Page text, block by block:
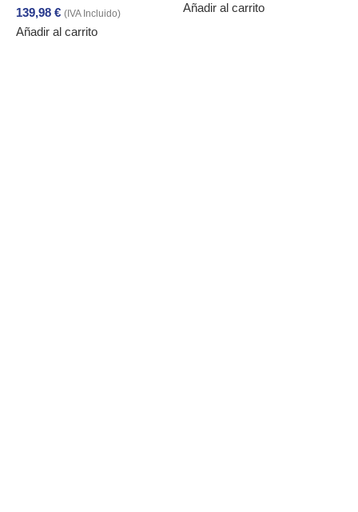
139,98 € (IVA Incluido)
Añadir al carrito
Añadir al carrito